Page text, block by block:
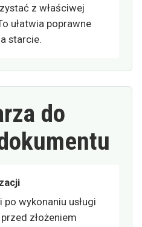
z właściwej
ułatwia poprawne
starcie.
do
po wykonaniu usługi
złożeniem